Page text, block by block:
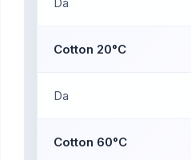
Cotton 20°C
Da
Cotton 60°C